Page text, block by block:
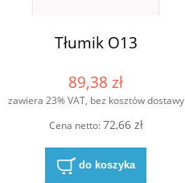
Tłumik O13
89,38 zł
zawiera 23% VAT, bez kosztów dostawy
Cena netto:72,66 zł
do koszyka